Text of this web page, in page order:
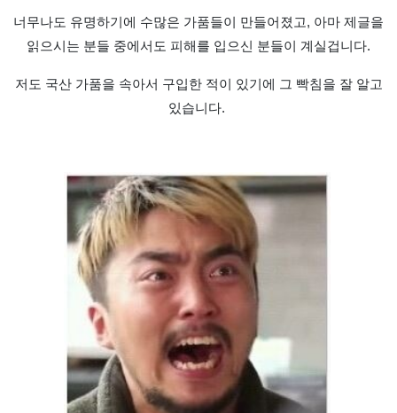
너무나도 유명하기에 수많은 가품들이 만들어졌고, 아마 제글을
읽으시는 분들 중에서도 피해를 입으신 분들이 계실겁니다.
저도 국산 가품을 속아서 구입한 적이 있기에 그 빡침을 잘 알고
있습니다.